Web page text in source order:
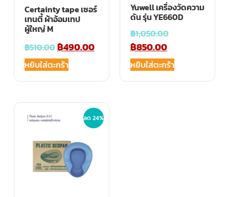
Certainty tape เซอร์
เทนตี้ ผ้าอ้อมเทป
ผู้ใหญ่ M
฿510.00฿490.00
หยิบใส่ตะกร้า
Yuwell เครื่องวัดความ
ดัน รุ่น YE660D
฿1,050.00
฿850.00
หยิบใส่ตะกร้า
ลด 24%